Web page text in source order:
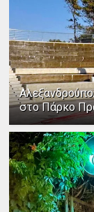
στο Πάρκο